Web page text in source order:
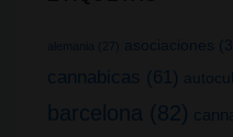
alemania (27) asociaciones
cannabicas (61)
barcelona (82)